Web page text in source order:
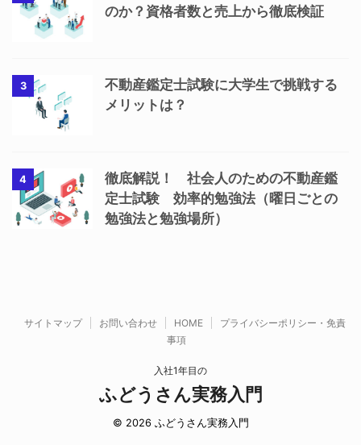
のか？資格者数と売上から徹底検証
3
不動産鑑定士試験に大学生で挑戦する
メリットは？
4
徹底解説！ 社会人のための不動産鑑
定士試験 効率的勉強法（曜日ごとの
勉強法と勉強場所）
サイトマップ お問い合わせ HOME
プライバシーポリシー・免責
事項
入社1年目の
ふどうさん実務入門
© 2026 ふどうさん実務入門